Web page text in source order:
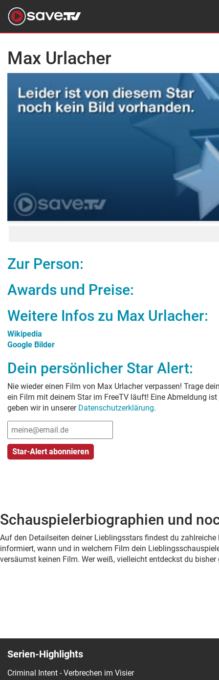
Max Urlacher
Zur Person:
Awards und Preise:
Weitere Infos zu Max Urlacher:
Wikipedia
Google Bilder
Dein persönlicher Star Alert:
Nie wieder einen Film von Max Urlacherverpassen! Trage
ein Film mit deinem Star im FreeTV läuft! Eine Abmeldung
geben wir in unserer Datenschutzerklärung.
Schauspielerbiographien und
Auf den Detailseiten deiner Lieblingsstars findest du
informiert, wann und in welchem Film dein
versäumst keinen Film. Wer weiß, vielleicht entdeckst du
Serien-Highlights
Criminal Intent - Verbrechen im Visier